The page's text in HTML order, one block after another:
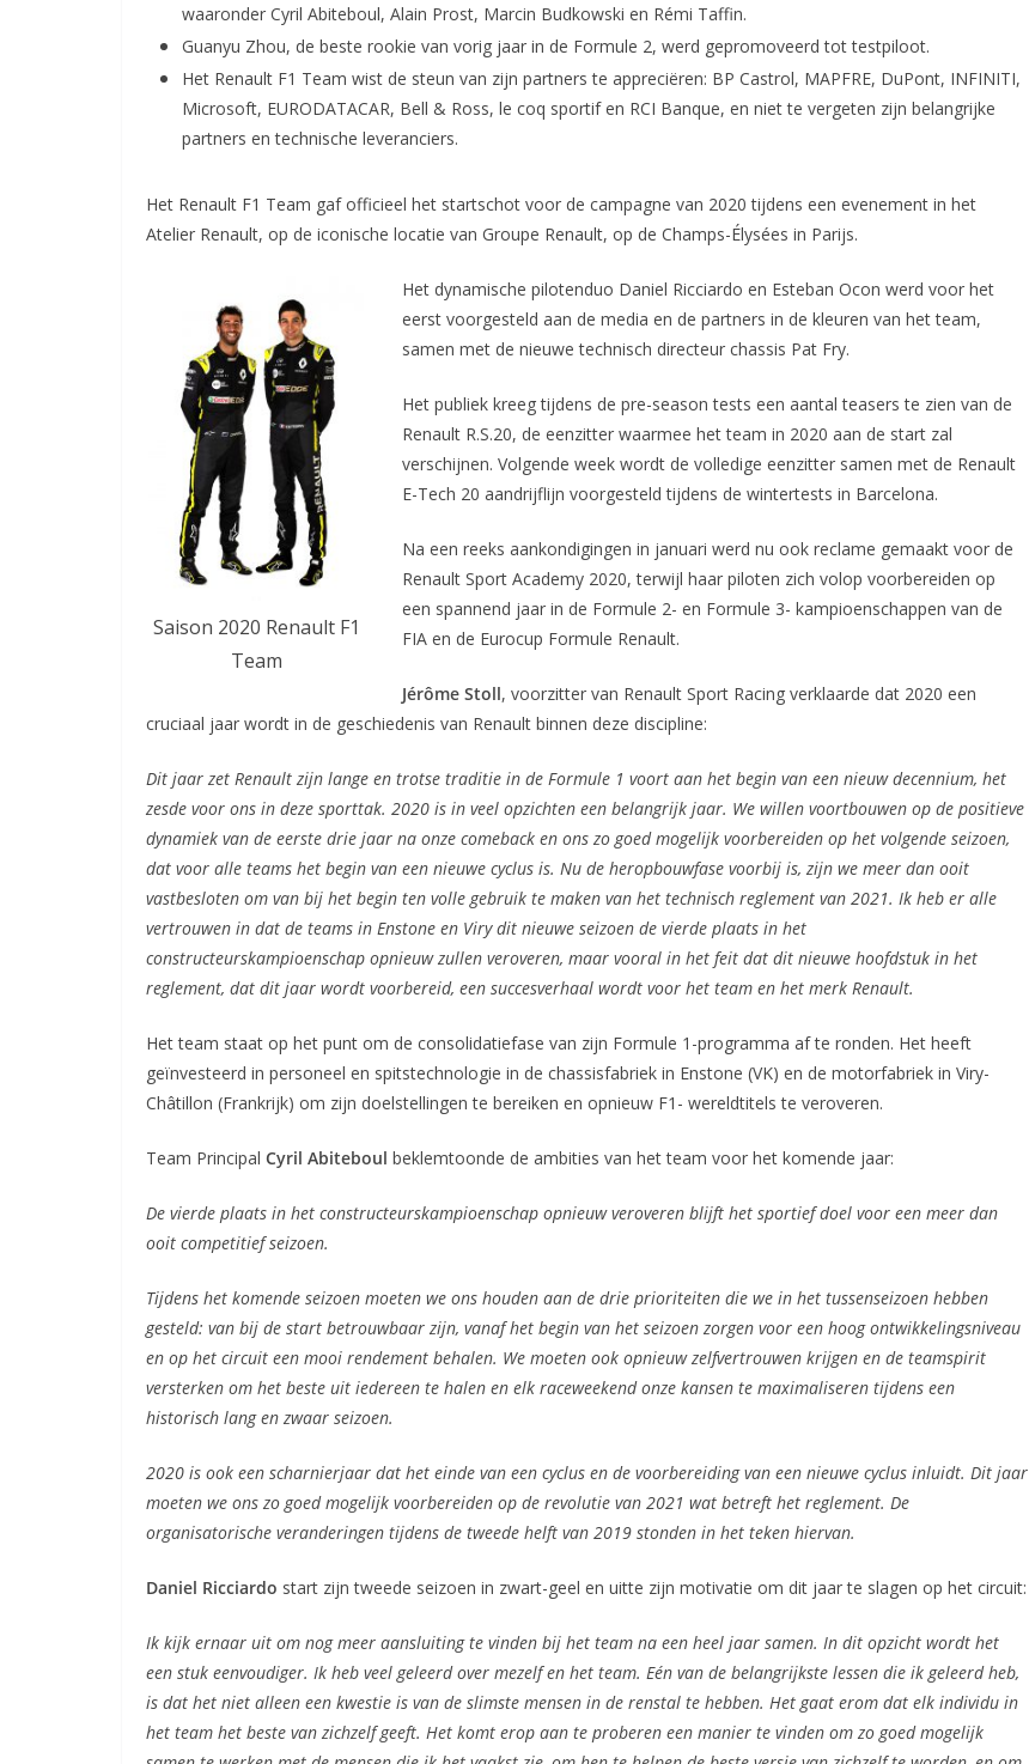
waaronder Cyril Abiteboul, Alain Prost, Marcin Budkowski en Rémi Taffin.
Guanyu Zhou, de beste rookie van vorig jaar in de Formule 2, werd gepromoveerd tot testpiloot.
Het Renault F1 Team wist de steun van zijn partners te appreciëren: BP Castrol, MAPFRE, DuPont, INFINITI,
Microsoft, EURODATACAR, Bell & Ross, le coq sportif en RCI Banque, en niet te vergeten zijn belangrijke
partners en technische leveranciers.
Het Renault F1 Team gaf officieel het startschot voor de campagne van 2020 tijdens een evenement in het
Atelier Renault, op de iconische locatie van Groupe Renault, op de Champs-Élysées in Parijs.
Saison 2020 Renault F1
Team
Het dynamische pilotenduo Daniel Ricciardo en Esteban Ocon werd voor het
eerst voorgesteld aan de media en de partners in de kleuren van het team,
samen met de nieuwe technisch directeur chassis Pat Fry.
Het publiek kreeg tijdens de pre-season tests een aantal teasers te zien van de
Renault R.S.20, de eenzitter waarmee het team in 2020 aan de start zal
verschijnen. Volgende week wordt de volledige eenzitter samen met de Renault
E-Tech 20 aandrijflijn voorgesteld tijdens de wintertests in Barcelona.
Na een reeks aankondigingen in januari werd nu ook reclame gemaakt voor de
Renault Sport Academy 2020, terwijl haar piloten zich volop voorbereiden op
een spannend jaar in de Formule 2- en Formule 3- kampioenschappen van de
FIA en de Eurocup Formule Renault.
Jérôme Stoll, voorzitter van Renault Sport Racing verklaarde dat 2020 een
cruciaal jaar wordt in de geschiedenis van Renault binnen deze discipline:
Dit jaar zet Renault zijn lange en trotse traditie in de Formule 1 voort aan het begin van een nieuw decennium, het
zesde voor ons in deze sporttak. 2020 is in veel opzichten een belangrijk jaar. We willen voortbouwen op de positieve
dynamiek van de eerste drie jaar na onze comeback en ons zo goed mogelijk voorbereiden op het volgende seizoen,
dat voor alle teams het begin van een nieuwe cyclus is. Nu de heropbouwfase voorbij is, zijn we meer dan ooit
vastbesloten om van bij het begin ten volle gebruik te maken van het technisch reglement van 2021. Ik heb er alle
vertrouwen in dat de teams in Enstone en Viry dit nieuwe seizoen de vierde plaats in het
constructeurskampioenschap opnieuw zullen veroveren, maar vooral in het feit dat dit nieuwe hoofdstuk in het
reglement, dat dit jaar wordt voorbereid, een succesverhaal wordt voor het team en het merk Renault.
Het team staat op het punt om de consolidatiefase van zijn Formule 1-programma af te ronden. Het heeft
geïnvesteerd in personeel en spitstechnologie in de chassisfabriek in Enstone (VK) en de motorfabriek in Viry-
Châtillon (Frankrijk) om zijn doelstellingen te bereiken en opnieuw F1- wereldtitels te veroveren.
Team Principal Cyril Abiteboul beklemtoonde de ambities van het team voor het komende jaar:
De vierde plaats in het constructeurskampioenschap opnieuw veroveren blijft het sportief doel voor een meer dan
ooit competitief seizoen.
Tijdens het komende seizoen moeten we ons houden aan de drie prioriteiten die we in het tussenseizoen hebben
gesteld: van bij de start betrouwbaar zijn, vanaf het begin van het seizoen zorgen voor een hoog ontwikkelingsniveau
en op het circuit een mooi rendement behalen. We moeten ook opnieuw zelfvertrouwen krijgen en de teamspirit
versterken om het beste uit iedereen te halen en elk raceweekend onze kansen te maximaliseren tijdens een
historisch lang en zwaar seizoen.
2020 is ook een scharnierjaar dat het einde van een cyclus en de voorbereiding van een nieuwe cyclus inluidt. Dit jaar
moeten we ons zo goed mogelijk voorbereiden op de revolutie van 2021 wat betreft het reglement. De
organisatorische veranderingen tijdens de tweede helft van 2019 stonden in het teken hiervan.
Daniel Ricciardo start zijn tweede seizoen in zwart-geel en uitte zijn motivatie om dit jaar te slagen op het circuit:
Ik kijk ernaar uit om nog meer aansluiting te vinden bij het team na een heel jaar samen. In dit opzicht wordt het
een stuk eenvoudiger. Ik heb veel geleerd over mezelf en het team. Eén van de belangrijkste lessen die ik geleerd heb,
is dat het niet alleen een kwestie is van de slimste mensen in de renstal te hebben. Het gaat erom dat elk individu in
het team het beste van zichzelf geeft. Het komt erop aan te proberen een manier te vinden om zo goed mogelijk